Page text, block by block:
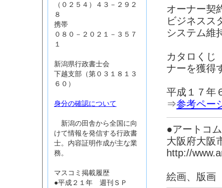
オーナー契
ビジネスス
システム
カタロくじ
ナーを獲得
平成１７年
⇒参考ペー
●アートコ
大阪府大
http://
絵画、版画
（０２５４）４３－２９２
８
携帯
０８０－２０２１－３５７
１
新潟県行政書士会
下越支部（第０３１８１３
６０）
身分の確認について
新潟の田舎から全国に向
けて情報を発信する行政書
士。内容証明作成が主な業
務。
マスコミ掲載履歴
●平成２１年 週刊ＳＰ